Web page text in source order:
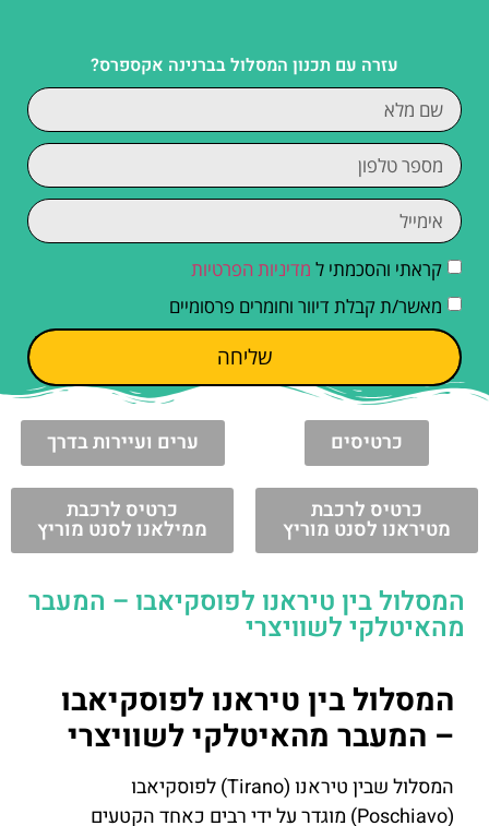
עזרה עם תכנון המסלול בברנינה אקספרס?
קראתי והסכמתי ל מדיניות הפרטיות
מאשר/ת קבלת דיוור וחומרים פרסומיים
שליחה
כרטיסים ערים ועיירות בדרך
כרטיס לרכבת
מטיראנו לסנט מוריץ
כרטיס לרכבת
ממילאנו לסנט מוריץ
המסלול בין טיראנו לפוסקיאבו – המעבר
מהאיטלקי לשוויצרי
המסלול בין טיראנו לפוסקיאבו
– המעבר מהאיטלקי לשוויצרי
המסלול שבין טיראנו (Tirano) לפוסקיאבו
(Poschiavo) מוגדר על ידי רבים כאחד הקטעים